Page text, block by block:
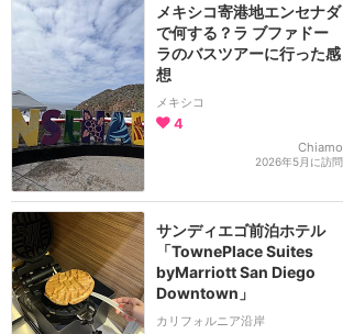
メキシコ寄港地エンセナダ
で何する？ラ ブファドー
ラのバスツアーに行った感
想
メキシコ
4
Chiamo
2026年5月に訪問
サンディエゴ前泊ホテル
「TownePlace Suites
byMarriott San Diego
Downtown」
カリフォルニア沿岸